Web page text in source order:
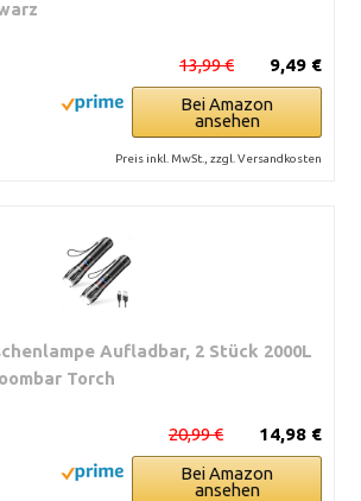
9,49 €
13,99 €
Bei Amazon
ansehen
Preis inkl. MwSt., zzgl. Versandkosten
Aufladbar, 2 Stück 2000L
Torch
14,98 €
20,99 €
Bei Amazon
ansehen